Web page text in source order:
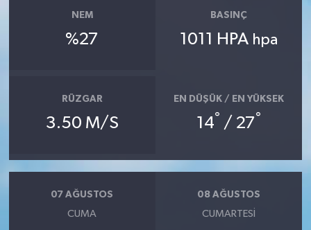
NEM
%27
BASINÇ
1011 HPA hpa
RÜZGAR
3.50 M/S
EN DÜŞÜK / EN YÜKSEK
14° / 27°
07 AĞUSTOS
CUMA
08 AĞUSTOS
CUMARTESI